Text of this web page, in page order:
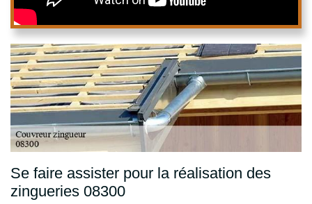
Se faire assister pour la réalisation des
zingueries 08300